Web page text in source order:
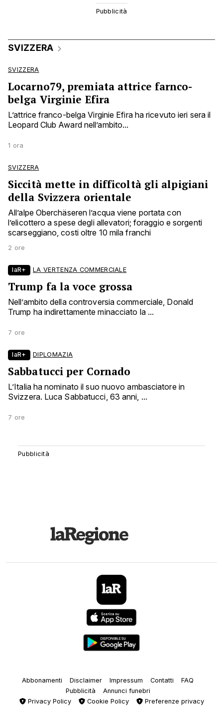
SVIZZERA
SVIZZERA
Locarno79, premiata attrice farnco-
belga Virginie Efira
L’attrice franco-belga Virginie Efira ha ricevuto ieri sera il
Leopard Club Award nell’ambito...
1 ora
SVIZZERA
Siccità mette in difficoltà gli alpigiani
della Svizzera orientale
All’alpe Oberchäseren l’acqua viene portata con
l’elicottero a spese degli allevatori; foraggio e sorgenti
scarseggiano, costi oltre 10 mila franchi
2 ore
laR+ LA VERTENZA COMMERCIALE
Trump fa la voce grossa
Nell’ambito della controversia commerciale, Donald
Trump ha indirettamente minacciato la ...
7 ore
laR+ DIPLOMAZIA
Sabbatucci per Cornado
L’Italia ha nominato il suo nuovo ambasciatore in
Svizzera. Luca Sabbatucci, 63 anni, ...
7 ore
Abbonamenti Disclaimer Impressum Contatti
FAQ
Pubblicità
Annunci funebri
Privacy Policy
Cookie Policy Preferenze privacy